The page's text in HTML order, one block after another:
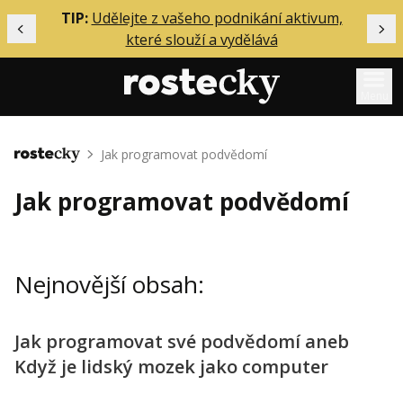
Předchozí
TIP: Udělejte z vašeho podnikání aktivum,
které slouží a vydělává
Mentoring
Solo
Inzerce
Přihlášení
Domů Jak programovat podvědomí
Jak programovat podvědomí
Nejnovější obsah:
Jak programovat své podvědomí aneb
Když je lidský mozek jako computer